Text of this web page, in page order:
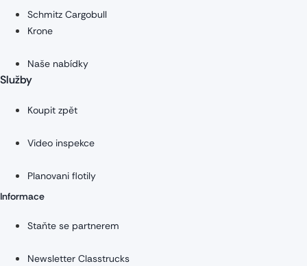
Schmitz Cargobull
Krone
Naše nabídky
Služby
Koupit zpět
Video inspekce
Planovani flotily
Informace
Staňte se partnerem
Newsletter Classtrucks